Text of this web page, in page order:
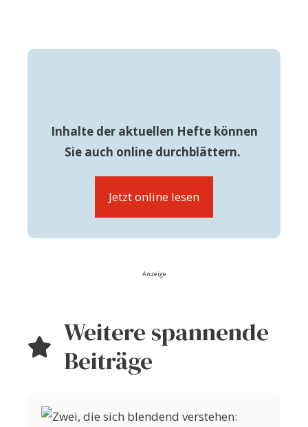
Inhalte der aktuellen Hefte können
Sie auch online durchblättern.
Jetzt online lesen
Anzeige
Weitere spannende
Beiträge